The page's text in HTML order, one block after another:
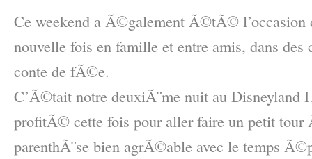
Ce weekend a Ã©galement Ã©tÃ© l’occasion
nouvelle fois en famille et entre amis, dans des
conte de fÃ©e.
C’Ã©tait notre deuxiÃ¨me nuit au Disneyland
profitÃ© cette fois pour aller faire un petit
parenthÃ¨se bien agrÃ©able avec le temps